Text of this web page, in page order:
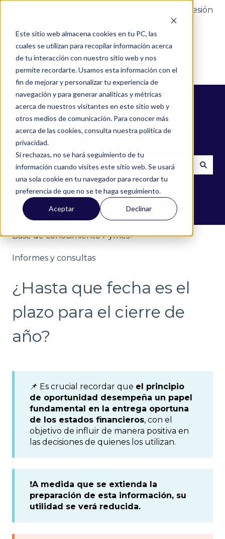
Este sitio web almacena cookies en tu PC, las
cuales se utilizan para recopilar información acerca
de tu interacción con nuestro sitio web y nos
permite recordarte. Usamos esta información con el
fin de mejorar y personalizar tu experiencia de
navegación y para generar analíticas y métricas
acerca de nuestros visitantes en este sitio web y
otros medios de comunicación. Para conocer más
acerca de las cookies, consulta nuestra política de
privacidad.
Si rechazas, no se hará seguimiento de tu
información cuando visites este sitio web. Se usará
una sola cookie en tu navegador para recordar tu
preferencia de que no se te haga seguimiento.
Aceptar Declinar
Iniciar sesión
¿Cómo podemos ayudarte?
No hay sugerencias porque el campo de
Base de conocimiento Pymes+
Informes y consultas
¿Hasta que fecha es el
plazo para el cierre de
año?
📌 Es crucial recordar que el principio
de oportunidad desempeña un papel
fundamental en la entrega oportuna
de los estados financieros, con el
objetivo de influir de manera positiva en
las decisiones de quienes los utilizan.
❗️A medida que se extienda la
preparación de esta información, su
utilidad se verá reducida.